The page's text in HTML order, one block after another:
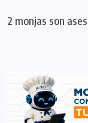
2 monjas son